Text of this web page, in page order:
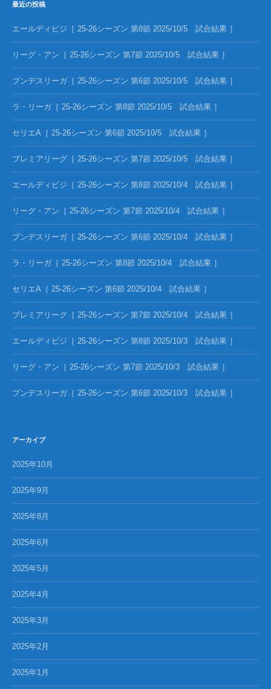
最近の投稿
エールディビジ［ 25-26シーズン 第8節 2025/10/5 試合結果 ］
リーグ・アン［ 25-26シーズン 第7節 2025/10/5 試合結果 ］
ブンデスリーガ［ 25-26シーズン 第6節 2025/10/5 試合結果 ］
ラ・リーガ［ 25-26シーズン 第8節 2025/10/5 試合結果 ］
セリエA［ 25-26シーズン 第6節 2025/10/5 試合結果 ］
プレミアリーグ［ 25-26シーズン 第7節 2025/10/5 試合結果 ］
エールディビジ［ 25-26シーズン 第8節 2025/10/4 試合結果 ］
リーグ・アン［ 25-26シーズン 第7節 2025/10/4 試合結果 ］
ブンデスリーガ［ 25-26シーズン 第6節 2025/10/4 試合結果 ］
ラ・リーガ［ 25-26シーズン 第8節 2025/10/4 試合結果 ］
セリエA［ 25-26シーズン 第6節 2025/10/4 試合結果 ］
プレミアリーグ［ 25-26シーズン 第7節 2025/10/4 試合結果 ］
エールディビジ［ 25-26シーズン 第8節 2025/10/3 試合結果 ］
リーグ・アン［ 25-26シーズン 第7節 2025/10/3 試合結果 ］
ブンデスリーガ［ 25-26シーズン 第6節 2025/10/3 試合結果 ］
アーカイブ
2025年10月
2025年9月
2025年8月
2025年6月
2025年5月
2025年4月
2025年3月
2025年2月
2025年1月